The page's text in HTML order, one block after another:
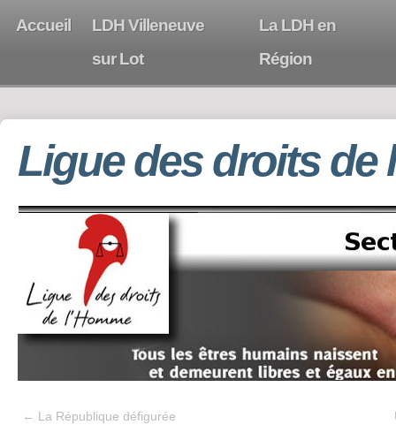
Accueil
LDH Villeneuve
sur Lot
La LDH en
Région
Ligue des droits de
← La République défigurée